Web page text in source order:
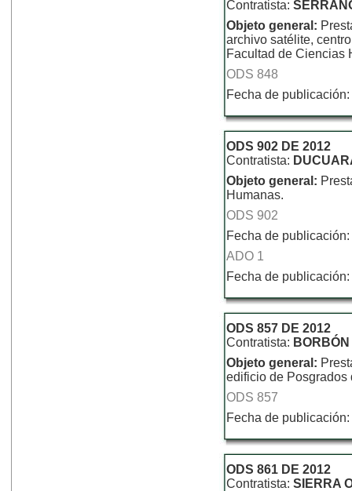
Contratista:
Objeto general:
archivo satélite,
Facultad de Ciencias
ODS 848
Fecha de
ODS 902 DE 2012
Contratista:
Objeto general:
Humanas.
ODS 902
Fecha de
ADO 1
Fecha de
ODS 857 DE 2012
Contratista:
Objeto general:
edificio de Posgrados
ODS 857
Fecha de
ODS 861 DE 2012
Contratista: SIERRA